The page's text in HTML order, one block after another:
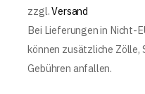
zzgl.Versand
Bei Lieferungen in Nicht-
können zusätzliche Zölle,
Gebühren anfallen.